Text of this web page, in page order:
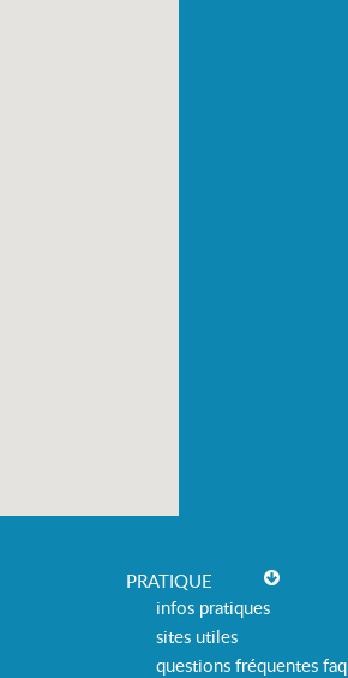
PRATIQUE
infos pratiques
sites utiles
questions fréquentes faq